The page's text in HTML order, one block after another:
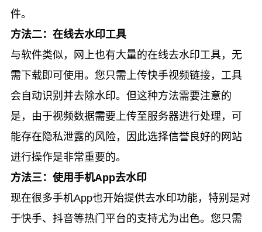
件。
方法二：在线去水印工具
与软件类似，网上也有大量的在线去水印工具，无
需下载即可使用。您只需上传快手视频链接，工具
会自动识别并去除水印。但这种方法需要注意的
是，由于视频数据需要上传至服务器进行处理，可
能存在隐私泄露的风险，因此选择信誉良好的网站
进行操作是非常重要的。
方法三：使用手机App去水印
现在很多手机App也开始提供去水印功能，特别是对
于快手、抖音等热门平台的支持尤为出色。您只需